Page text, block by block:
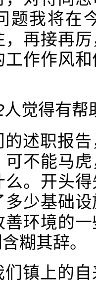
题我将在
，再接再
工作作风
人觉得有帮
的述职报
不能马
。开头
多少基础
善环境的
糊其辞。
们镇上的